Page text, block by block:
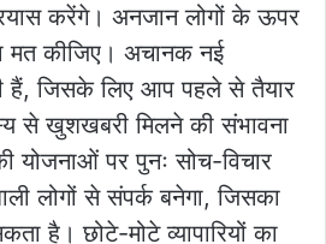
करेंगे। अनजान लोगों के ऊपर
मत कीजिए। अचानक नई
हैं, जिसके लिए आप पहले से तैयार
से खुशखबरी मिलने की संभावना
योजनाओं पर पुनः सोच-विचार
लोगों से संपर्क बनेगा, जिसका
है। छोटे-मोटे व्यापारियों का